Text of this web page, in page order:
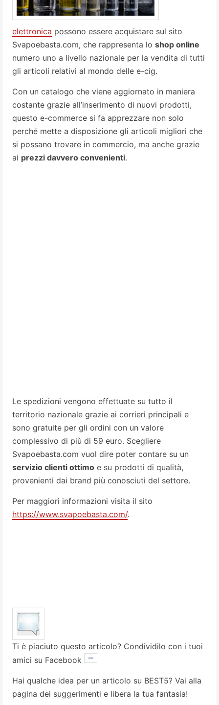
elettronica possono essere acquistare sul sito
Svapoebasta.com, che rappresenta lo shop online
numero uno a livello nazionale per la vendita di tutti
gli articoli relativi al mondo delle e-cig.
Con un catalogo che viene aggiornato in maniera
costante grazie all’inserimento di nuovi prodotti,
questo e-commerce si fa apprezzare non solo
perché mette a disposizione gli articoli migliori che
si possano trovare in commercio, ma anche grazie
ai prezzi davvero convenienti.
Le spedizioni vengono effettuate su tutto il
territorio nazionale grazie ai corrieri principali e
sono gratuite per gli ordini con un valore
complessivo di più di 59 euro. Scegliere
Svapoebasta.com vuol dire poter contare su un
servizio clienti ottimo e su prodotti di qualità,
provenienti dai brand più conosciuti del settore.
Per maggiori informazioni visita il sito
https://www.svapoebasta.com/.
Ti è piaciuto questo articolo? Condividilo con i tuoi
amici su Facebook
Hai qualche idea per un articolo su BEST5? Vai alla
pagina dei suggerimenti e libera la tua fantasia!